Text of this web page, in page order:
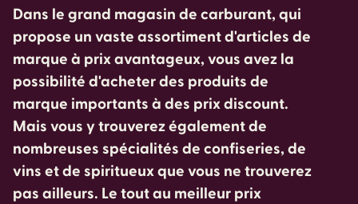
Dans le grand magasin de carburant, qui
propose un vaste assortiment d'articles de
marque à prix avantageux, vous avez la
possibilité d'acheter des produits de
marque importants à des prix discount.
Mais vous y trouverez également de
nombreuses spécialités de confiseries, de
vins et de spiritueux que vous ne trouverez
pas ailleurs. Le tout au meilleur prix